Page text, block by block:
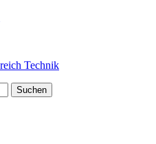
Suchen